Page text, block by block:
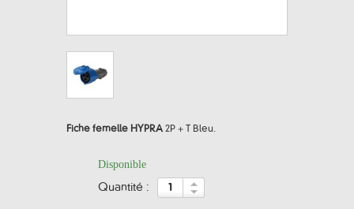
Fiche femelle HYPRA 2P + T Bleu.
Disponible
quantité :